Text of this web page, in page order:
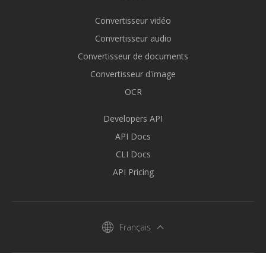
Convertisseur vidéo
Convertisseur audio
Convertisseur de documents
Convertisseur d'image
OCR
Developers API
API Docs
CLI Docs
API Pricing
Français